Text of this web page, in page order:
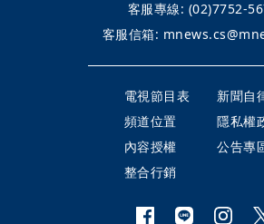
客服專線: (02)7752-
客服信箱:
電視節目表
新聞自
頻道位置
隱私權
內容授權
公告專
整合行銷